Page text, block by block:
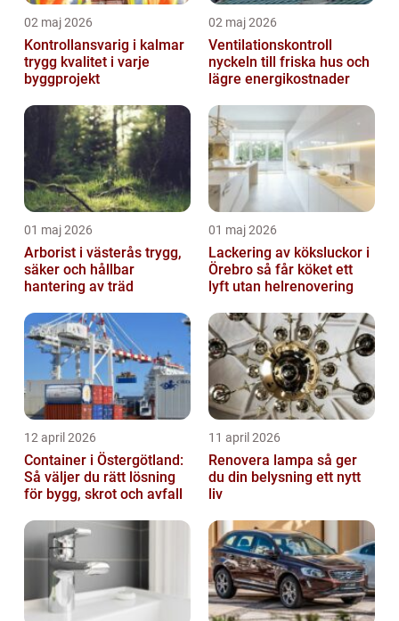
02 maj 2026
Kontrollansvarig i kalmar
trygg kvalitet i varje
byggprojekt
02 maj 2026
Ventilationskontroll
nyckeln till friska hus och
lägre energikostnader
01 maj 2026
Arborist i västerås trygg,
säker och hållbar
hantering av träd
01 maj 2026
Lackering av köksluckor i
Örebro så får köket ett
lyft utan helrenovering
12 april 2026
Container i Östergötland:
Så väljer du rätt lösning
för bygg, skrot och avfall
11 april 2026
Renovera lampa så ger
du din belysning ett nytt
liv